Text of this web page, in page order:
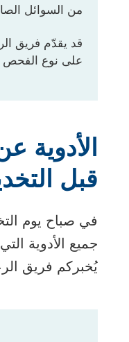
من السوائل
قد يقدّم فريق
على نوع الفحص
الأدوية
قبل
في صباح يوم
جميع الأدوية
يُخبركم فريق